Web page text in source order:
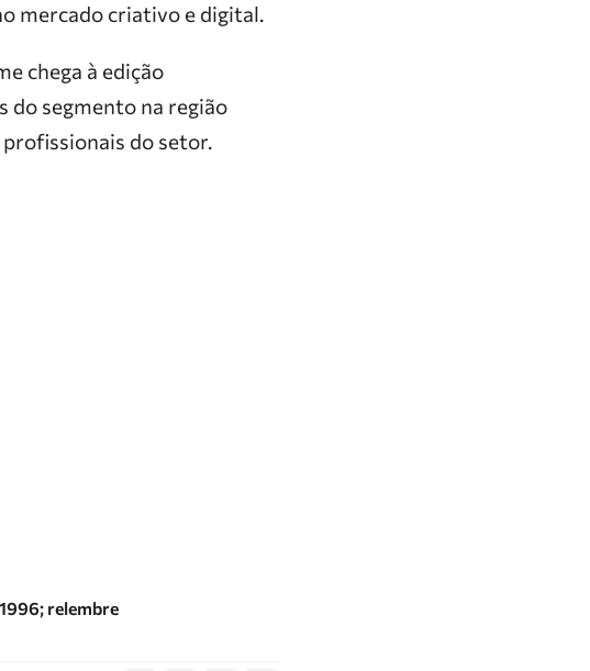
mercado criativo e digital.
chega à edição
do segmento na região
do setor.
relembre